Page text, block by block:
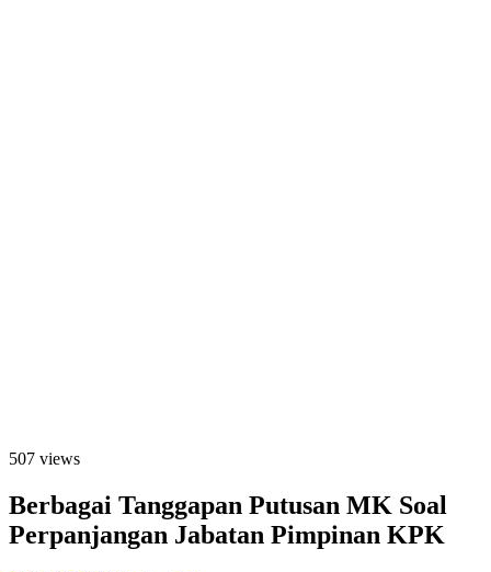
507 views
Berbagai Tanggapan Putusan MK Soal
Perpanjangan Jabatan Pimpinan KPK